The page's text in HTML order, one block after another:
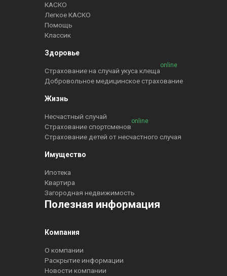
КАСКО
Легкое КАСКО
Помощь
Классик
Здоровье
Страхование на случай укуса клеща
online
Добровольное медицинское страхование
Жизнь
Несчастный случай
Страхование спортсменов
online
Страхование детей от несчастного случая
Имущество
Ипотека
Квартира
Загородная недвижимость
Полезная информация
Компания
О компании
Раскрытие информации
Новости компании